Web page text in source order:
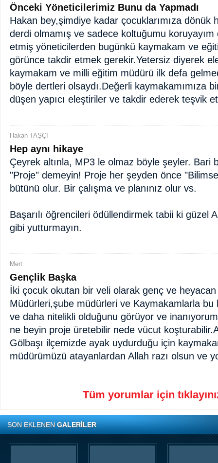
Önceki Yöneticilerimiz Bunu da Yapmadı
Hakan bey,şimdiye kadar çocuklarımıza dönük
derdi olmamış ve sadece koltuğumu
etmiş yöneticilerden bugünkü kaymakam ve
görünce takdir etmek gerekir.Yetersiz diyerek
kaymakam ve milli eğitim müdürü ilk defa
böyle dertleri olsaydı.Değerli kaymakamımıza
düşen yapıcı eleştiriler ve takdir ederek teşvik
Hakan TAŞÇI
Hep aynı hikaye
Çeyrek altınla, MP3 le olmaz böyle şeyler. Bari
"Proje" demeyin! Proje her şeyden önce
bütünü olur. Bir çalışma ve planınız olur vs.
Başarılı öğrencileri ödüllendirmek tabii ki güzel
gibi yutturmayın.
Mert
Gençlik Başka
İki çocuk okutan bir veli olarak genç ve
Müdürleri,şube müdürleri ve Kaymakamlarla bu
ve daha nitelikli olduğunu görüyor ve
ne beyin proje üretebilir nede vücut
Gölbaşı ilçemizde ayak uydurduğu için
müdürümüzü atayanlardan Allah razı olsun ve
Tüm yorumlar için
SON EKLENENGALERİLER